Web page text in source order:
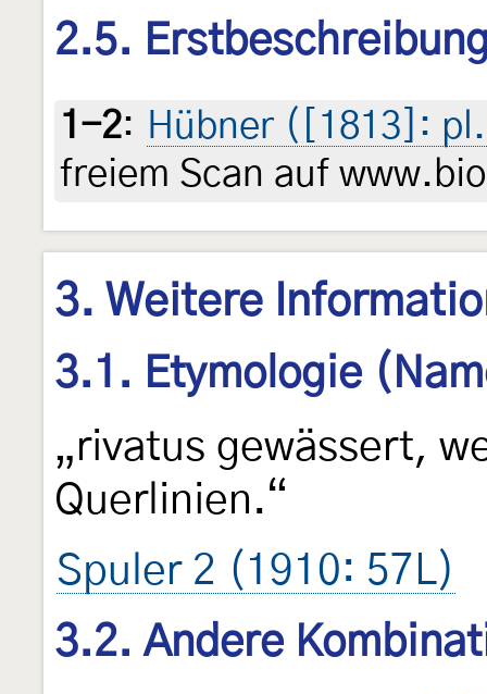
2.5.
1-2: Hübner ([1813]:
freiem Scan auf
3. Weitere
3.1. Etymologie
„rivatus gewässert,
Querlinien.“
Spuler 2 (1910: 57L)
3.2. Andere